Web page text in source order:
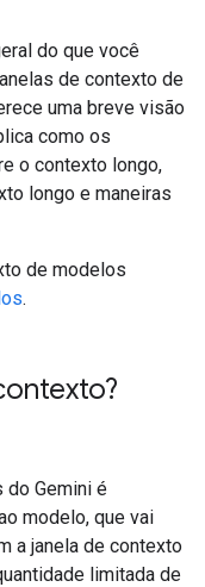
do que você
de contexto de
uma breve visão
como os
o contexto longo,
longo e maneiras
de modelos
.
do Gemini é
modelo, que vai
a janela de contexto
limitada de